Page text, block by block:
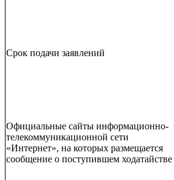
Срок подачи заявлений
Официальные сайты информационно-
телекоммуникационной сети
«Интернет», на которых размещается
сообщение о поступившем ходатайстве